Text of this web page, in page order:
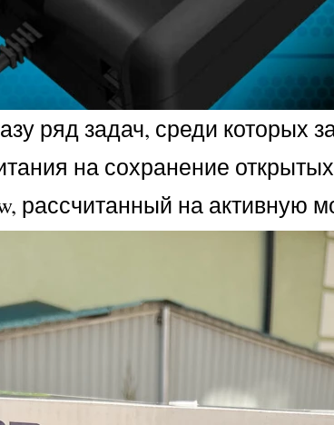
ряд задач, среди которых
на сохранение
рассчитанный на активную